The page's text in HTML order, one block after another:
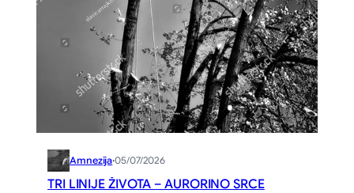
Amnezija·05/07/2026
TRI LINIJE ŽIVOTA – AURORINO SRCE